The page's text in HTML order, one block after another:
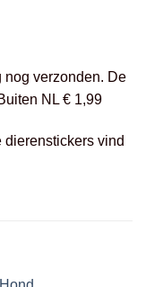
nog verzonden. De
NL € 1,99
dierenstickers vind